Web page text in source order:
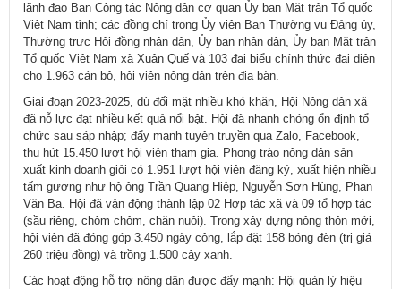
lãnh đạo Ban Công tác Nông dân cơ quan Ủy ban Mặt trận Tổ quốc
Việt Nam tỉnh; các đồng chí trong Ủy viên Ban Thường vụ Đảng ủy,
Thường trực Hội đồng nhân dân, Ủy ban nhân dân, Ủy ban Mặt trận
Tổ quốc Việt Nam xã Xuân Quế và 103 đại biểu chính thức đại diện
cho 1.963 cán bộ, hội viên nông dân trên địa bàn.
Giai đoạn 2023-2025, dù đối mặt nhiều khó khăn, Hội Nông dân xã
đã nỗ lực đạt nhiều kết quả nổi bật. Hội đã nhanh chóng ổn định tổ
chức sau sáp nhập; đẩy mạnh tuyên truyền qua Zalo, Facebook,
thu hút 15.450 lượt hội viên tham gia. Phong trào nông dân sản
xuất kinh doanh giỏi có 1.951 lượt hội viên đăng ký, xuất hiện nhiều
tấm gương như hộ ông Trần Quang Hiệp, Nguyễn Sơn Hùng, Phan
Văn Ba. Hội đã vận động thành lập 02 Hợp tác xã và 09 tổ hợp tác
(sầu riêng, chôm chôm, chăn nuôi). Trong xây dựng nông thôn mới,
hội viên đã đóng góp 3.450 ngày công, lắp đặt 158 bóng đèn (trị giá
260 triệu đồng) và trồng 1.500 cây xanh.
Các hoạt động hỗ trợ nông dân được đẩy mạnh: Hội quản lý hiệu